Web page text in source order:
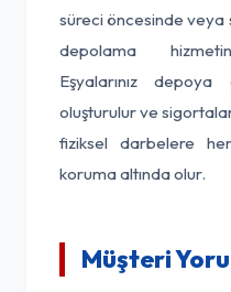
süreci öncesinde veya
depolama
Eşyalarınız
oluşturulur ve
fiziksel darbelere
koruma altında olur.
Müşteri